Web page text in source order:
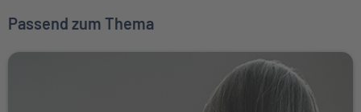
Passend zum Thema